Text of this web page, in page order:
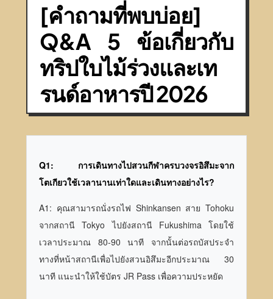
[คำถามที่พบบ่อย]
Q&A 5 ข้อเกี่ยวกับ
ทริปใบไม้ร่วงและเท
รนด์อาหารปี 2026
Q1: การเดินทางไปสวนกีฬาครบวงจรอิสึมะจาก
โตเกียวใช้เวลานานเท่าใดและเดินทางอย่างไร?
A1: คุณสามารถนั่งรถไฟ Shinkansen สาย Tohoku
จากสถานี Tokyo ไปยังสถานี Fukushima โดยใช้
เวลาประมาณ 80-90 นาที จากนั้นต่อรถบัสประจำ
ทางที่หน้าสถานีเพื่อไปยังสวนอิสึมะอีกประมาณ 30
นาที แนะนำให้ใช้บัตร JR Pass เพื่อความประหยัด